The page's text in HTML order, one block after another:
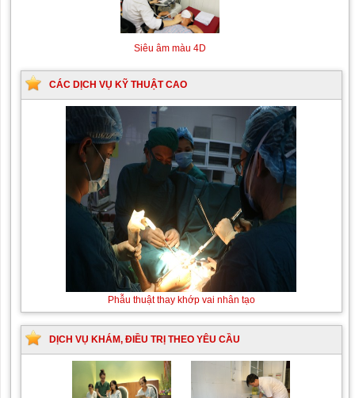
Siêu âm màu 4D
CÁC DỊCH VỤ KỸ THUẬT CAO
Phẫu thuật thay khớp vai nhân tạo
Thay máu
sơ sinh do
nhóm máu
DỊCH VỤ KHÁM, ĐIỀU TRỊ THEO YÊU CẦU